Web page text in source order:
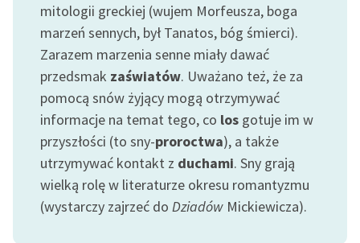
Polityka prywatności
Regulamin biblioteki
Dane fundacji i
sprawozdania finansowe
Regulamin darowizn
Informacja o treściach
wrażliwych
mitologii greckiej (wujem Morfeusza, boga
marzeń sennych, był Tanatos, bóg śmierci).
Zarazem marzenia senne miały dawać
przedsmak zaświatów. Uważano też, że za
pomocą snów żyjący mogą otrzymywać
informacje na temat tego, co los gotuje im w
przyszłości (to sny-proroctwa), a także
utrzymywać kontakt z duchami. Sny grają
wielką rolę w literaturze okresu romantyzmu
(wystarczy zajrzeć do Dziadów Mickiewicza).